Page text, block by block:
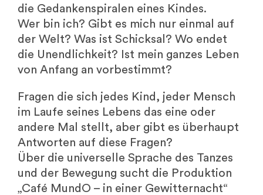
die Gedankenspiralen eines Kindes.
Wer bin ich? Gibt es mich nur einmal auf
der Welt? Was ist Schicksal? Wo endet
die Unendlichkeit? Ist mein ganzes Leben
von Anfang an vorbestimmt?
Fragen die sich jedes Kind, jeder Mensch
im Laufe seines Lebens das eine oder
andere Mal stellt, aber gibt es überhaupt
Antworten auf diese Fragen?
Über die universelle Sprache des Tanzes
und der Bewegung sucht die Produktion
„Café MundO – in einer Gewitternacht“